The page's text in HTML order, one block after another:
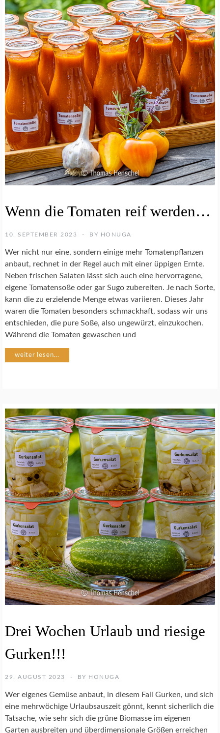
I
C
E
Z
E
E
G
A
R
T
E
N
T
O
M
A
T
E
N
A
N
B
A
U
Wenn die Tomaten reif werden…
10. SEPTEMBER 2023 BY HONUGA
Wer nicht nur eine, sondern einige mehr Tomatenpflanzen
anbaut, rechnet in der Regel auch mit einer üppigen Ernte.
Neben frischen Salaten lässt sich auch eine hervorragene,
eigene Tomatensoße oder gar Sugo zubereiten. Je nach Sorte,
kann die zu erzielende Menge etwas variieren. Dieses Jahr
waren die Tomaten besonders schmackhaft, sodass wir uns
entschieden, die pure Soße, also ungewürzt, einzukochen.
Während die Tomaten gewaschen und
weiter lesen...
K
O
H
E
Z
E
P
Drei Wochen Urlaub und riesige
Gurken!!!
29. AUGUST 2023 BY HONUGA
Wer eigenes Gemüse anbaut, in diesem Fall Gurken, und sich
eine mehrwöchige Urlaubsauszeit gönnt, kennt sicherlich die
Tatsache, wie sehr sich die grüne Biomasse im eigenen
Garten ausbreiten und überdimensionale Größen erreichen